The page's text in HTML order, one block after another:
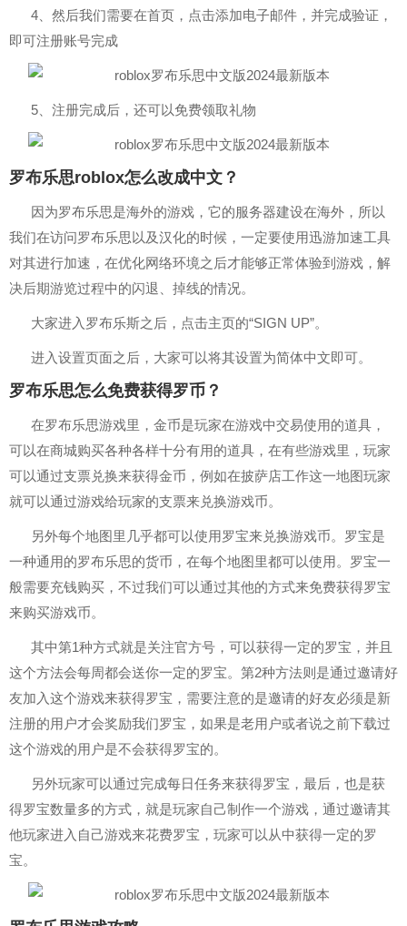
4、然后我们需要在首页，点击添加电子邮件，并完成验证，
即可注册账号完成
5、注册完成后，还可以免费领取礼物
罗布乐思roblox怎么改成中文？
因为罗布乐思是海外的游戏，它的服务器建设在海外，所以
我们在访问罗布乐思以及汉化的时候，一定要使用迅游加速工具
对其进行加速，在优化网络环境之后才能够正常体验到游戏，解
决后期游览过程中的闪退、掉线的情况。
大家进入罗布乐斯之后，点击主页的“SIGN UP”。
进入设置页面之后，大家可以将其设置为简体中文即可。
罗布乐思怎么免费获得罗币？
在罗布乐思游戏里，金币是玩家在游戏中交易使用的道具，
可以在商城购买各种各样十分有用的道具，在有些游戏里，玩家
可以通过支票兑换来获得金币，例如在披萨店工作这一地图玩家
就可以通过游戏给玩家的支票来兑换游戏币。
另外每个地图里几乎都可以使用罗宝来兑换游戏币。罗宝是
一种通用的罗布乐思的货币，在每个地图里都可以使用。罗宝一
般需要充钱购买，不过我们可以通过其他的方式来免费获得罗宝
来购买游戏币。
其中第1种方式就是关注官方号，可以获得一定的罗宝，并且
这个方法会每周都会送你一定的罗宝。第2种方法则是通过邀请好
友加入这个游戏来获得罗宝，需要注意的是邀请的好友必须是新
注册的用户才会奖励我们罗宝，如果是老用户或者说之前下载过
这个游戏的用户是不会获得罗宝的。
另外玩家可以通过完成每日任务来获得罗宝，最后，也是获
得罗宝数量多的方式，就是玩家自己制作一个游戏，通过邀请其
他玩家进入自己游戏来花费罗宝，玩家可以从中获得一定的罗
宝。